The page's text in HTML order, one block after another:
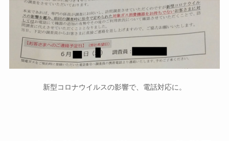
新型コロナウイルスの影響で、電話対応に。